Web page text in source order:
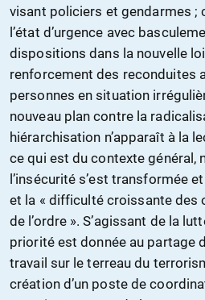
visant policiers et gendarmes ;
l’état d’urgence avec
dispositions dans la nouvelle
renforcement des reconduites
personnes en situation
nouveau plan contre la
hiérarchisation n’apparaît à la
ce qui est du contexte général,
l’insécurité s’est transformée
et la « difficulté croissante des
de l’ordre ». S’agissant de la
priorité est donnée au partage
travail sur le terreau du
création d’un poste de